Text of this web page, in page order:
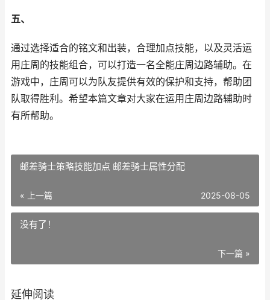
五、
通过选择适合的铭文和出装，合理加点技能，以及灵活运
用庄周的技能组合，可以打造一名全能庄周边路辅助。在
游戏中，庄周可以为队友提供有效的保护和支持，帮助团
队取得胜利。希望本篇文章对大家在运用庄周边路辅助时
有所帮助。
邮差骑士策略技能加点 邮差骑士属性分配
« 上一篇 2025-08-05
没有了！
下一篇 »
延伸阅读